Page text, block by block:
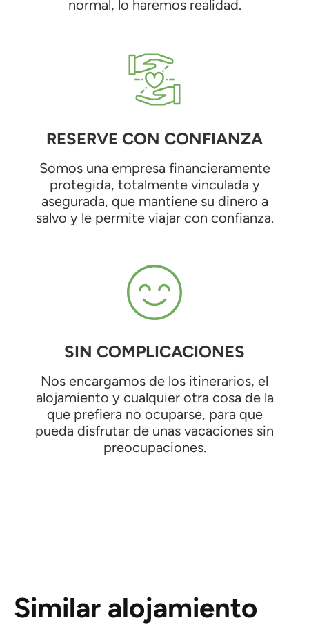
normal, lo haremos realidad.
RESERVE CON CONFIANZA
Somos una empresa financieramente
protegida, totalmente vinculada y
asegurada, que mantiene su dinero a
salvo y le permite viajar con confianza.
SIN COMPLICACIONES
Nos encargamos de los itinerarios, el
alojamiento y cualquier otra cosa de la
que prefiera no ocuparse, para que
pueda disfrutar de unas vacaciones sin
preocupaciones.
Similar alojamiento